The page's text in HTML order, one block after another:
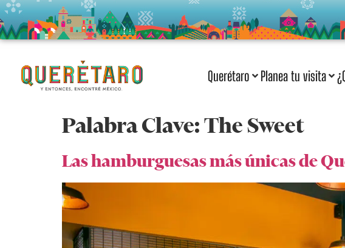
Querétaro Planea tu visita
Palabra Clave:The Sweet
Las hamburguesas más únicas de